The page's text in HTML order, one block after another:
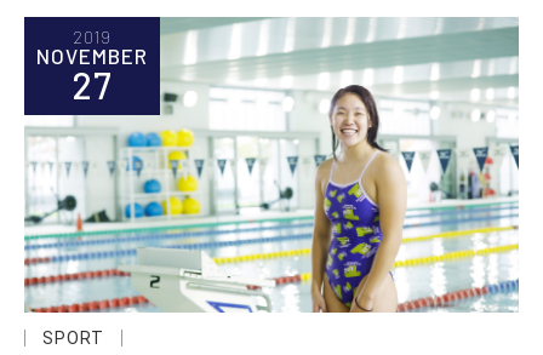
2019
NOVEMBER
27
SPORT